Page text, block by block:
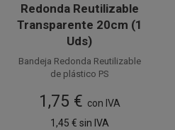
Redonda Reutilizable
Transparente 20cm (1
Uds)
Bandeja Redonda Reutilizable
de plástico PS
de 20cm. Fabricada en
poliestireno
1,75 € con IVA
1,45 € sin IVA